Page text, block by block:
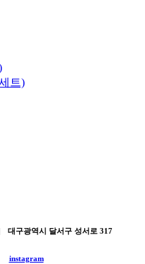
트)
구광역시 달서구 성서로 317
instagram